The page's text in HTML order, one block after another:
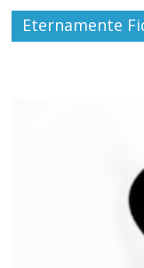
Eternamente